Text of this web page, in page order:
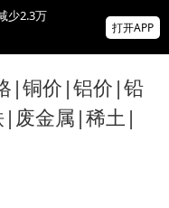
少2.3万
1年即可
打开APP
|铜价|铝价|铅
废金属|稀土|